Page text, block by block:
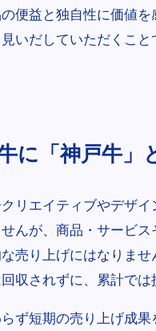
便益と独自性に価値
いだしていただくこと
に「神戸牛」
リエイティブやデザ
んが、商品・サービ
売り上げにはなりま
収されずに、累計では
ず短期の売り上げ成